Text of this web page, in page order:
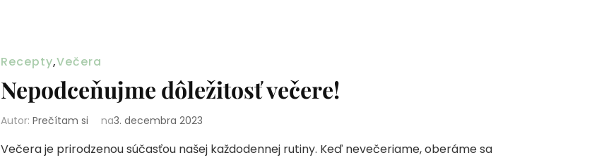
Recepty,Večera
Nepodceňujme dôležitosť večere!
Autor: Prečítam si na3. decembra 2023
Večera je prirodzenou súčasťou našej každodennej rutiny. Keď nevečeriame, oberáme sa